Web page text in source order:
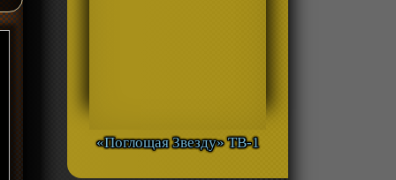
«Поглощая Звезду» ТВ-1